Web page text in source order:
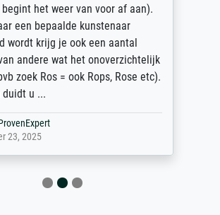
het weer van voor af aan).
een bepaalde kunstenaar
wordt krijg je ook een aantal
andere wat het onoverzichtelijk
zoek Ros = ook Rops, Rose etc).
duidt u ...
23, 2025